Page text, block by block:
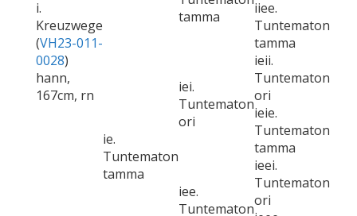
i.
Kreuzwege
(VH23-011-
0028)
hann,
167cm, rn
tamma
iiee.
Tuntematon
tamma
ie.
Tuntematon
tamma
iei.
Tuntematon
ori
ieii.
Tuntematon
ori
ieie.
Tuntematon
tamma
iee.
Tuntematon
ieei.
Tuntematon
ori